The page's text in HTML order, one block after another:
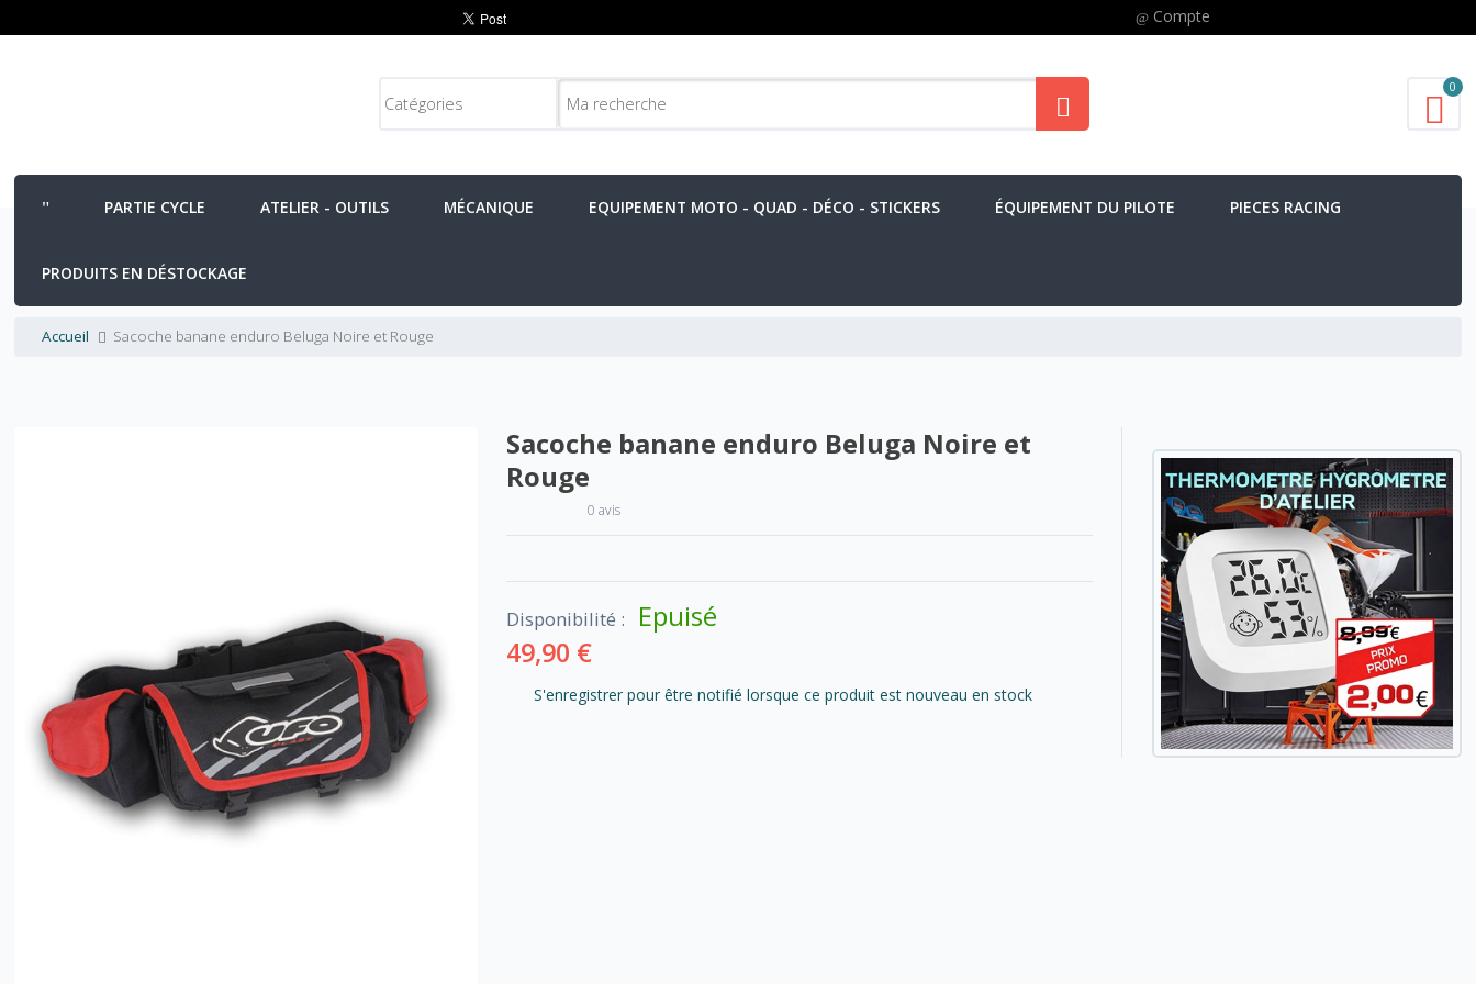
Compte
0
PARTIE CYCLE ATELIER - OUTILS MÉCANIQUE EQUIPEMENT MOTO - QUAD - DÉCO - STICKERS ÉQUIPEMENT DU PILOTE PIECES RACING
PRODUITS EN DÉSTOCKAGE
Accueil Sacoche banane enduro Beluga Noire et Rouge
Sacoche banane enduro Beluga Noire et
Rouge
0 avis
Disponibilité : Epuisé
49,90 €
S'enregistrer pour être notifié lorsque ce produit est nouveau en stock